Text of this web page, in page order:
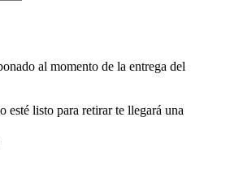
al momento de la entrega del
esté listo para retirar te llegará una